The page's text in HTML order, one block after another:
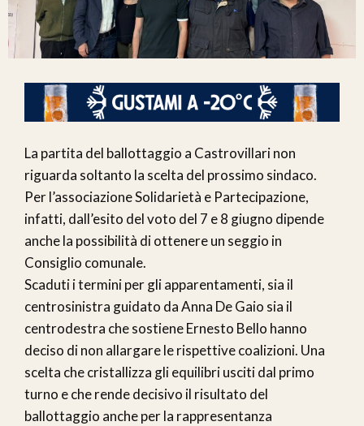
La partita del ballottaggio a Castrovillari non
riguarda soltanto la scelta del prossimo sindaco.
Per l’associazione Solidarietà e Partecipazione,
infatti, dall’esito del voto del 7 e 8 giugno dipende
anche la possibilità di ottenere un seggio in
Consiglio comunale.
Scaduti i termini per gli apparentamenti, sia il
centrosinistra guidato da Anna De Gaio sia il
centrodestra che sostiene Ernesto Bello hanno
deciso di non allargare le rispettive coalizioni. Una
scelta che cristallizza gli equilibri usciti dal primo
turno e che rende decisivo il risultato del
ballottaggio anche per la rappresentanza